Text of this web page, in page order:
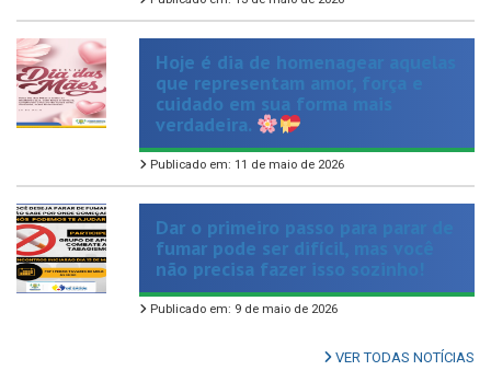
Hoje é dia de homenagear aquelas
que representam amor, força e
cuidado em sua forma mais
verdadeira.
Publicado em: 11 de maio de 2026
Dar o primeiro passo para parar de
fumar pode ser difícil, mas você
não precisa fazer isso sozinho!
Publicado em: 9 de maio de 2026
VER TODAS NOTÍCIAS